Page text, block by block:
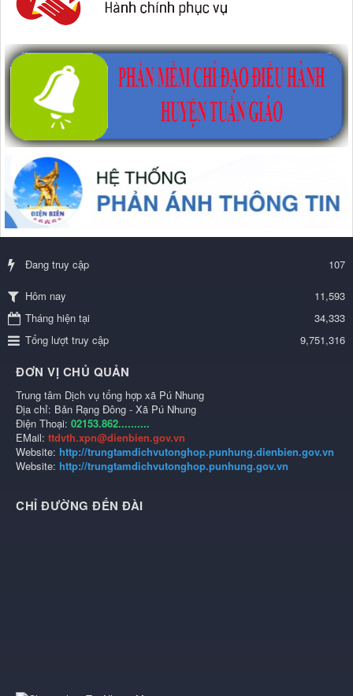
Đang truy cập 107
Hôm nay
11,593
Tháng hiện tại
34,333
Tổng lượt truy cập
9,751,316
ĐƠN VỊ CHỦ QUẢN
Trung tâm Dịch vụ tổng hợp xã Pú Nhung
Địa chỉ: Bản Rạng Đông - Xã Pú Nhung
Điện Thoại: 02153.862..........
EMail: ttdvth.xpn@dienbien.gov.vn
Website: http://trungtamdichvutonghop.punhung.dienbien.gov.vn
Website: http://trungtamdichvutonghop.punhung.gov.vn
CHỈ ĐƯỜNG ĐẾN ĐÀI